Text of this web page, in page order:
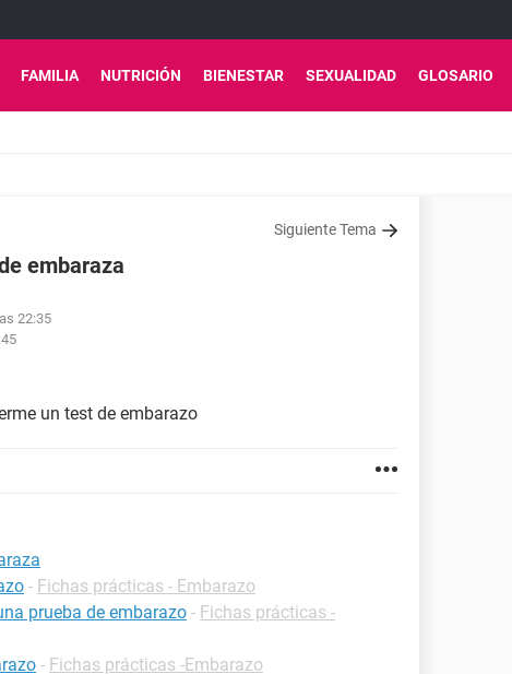
FAMILIA NUTRICIÓN BIENESTAR SEXUALIDAD GLOSARIO
Siguiente Tema
embaraza
22:35
un test de embarazo
- Fichas prácticas - Embarazo
prueba de embarazo - Fichas prácticas -
- Fichas prácticas -Embarazo